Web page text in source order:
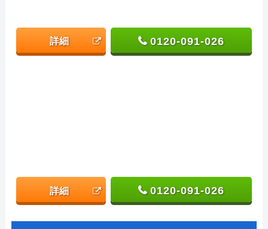
詳細 0120-091-026
詳細 0120-091-026